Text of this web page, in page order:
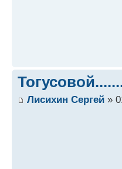
Лисихин Сергей »